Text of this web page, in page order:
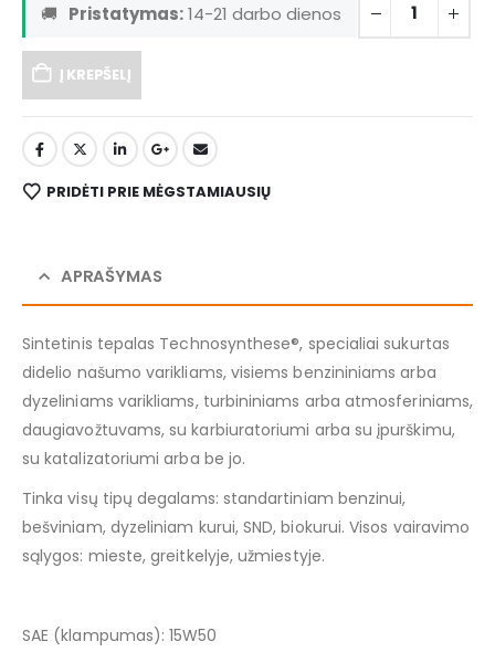
🚚 Pristatymas:14-21 darbo dienos
Į KREPŠELĮ
PRIDĖTI PRIE MĖGSTAMIAUSIŲ
APRAŠYMAS
Sintetinis tepalas Technosynthese®, specialiai sukurtas
didelio našumo varikliams, visiems benzininiams arba
dyzeliniams varikliams, turbininiams arba atmosferiniams,
daugiavožtuvams, su karbiuratoriumi arba su įpurškimu,
su katalizatoriumi arba be jo.
Tinka visų tipų degalams: standartiniam benzinui,
bešviniam, dyzeliniam kurui, SND, biokurui. Visos vairavimo
sąlygos: mieste, greitkelyje, užmiestyje.
SAE (klampumas): 15W50